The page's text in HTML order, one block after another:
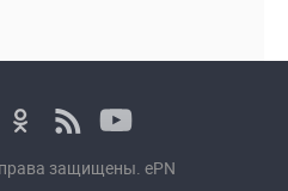
защищены. ePN